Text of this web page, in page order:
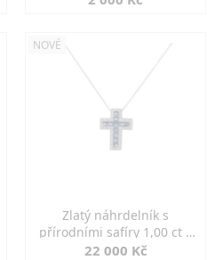
NOVÉ
Zlatý náhrdelník s
přírodními safíry 1,00 ct a
diamanty
22 000 Kč